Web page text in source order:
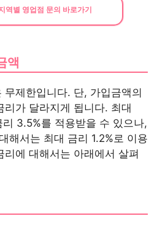
역별 영업점 문의 바로가기
액
무제한입니다. 단, 가입금액의
리가 달라지게 됩니다. 최대
3.5%를 적용받을 수 있으나,
해서는 최대 금리 1.2%로 이용
에 대해서는 아래에서 살펴